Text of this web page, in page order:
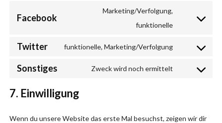
service
Facebook
Marketing/Verfolgung,
funktionelle
Consent
service
facebook
Twitter funktionelle, Marketing/Verfolgung
Consent
Sonstiges Zweck wird noch ermittelt
Consent
sonstiges
7. Einwilligung
Wenn du unsere Website das erste Mal besuchst, zeigen wir dir